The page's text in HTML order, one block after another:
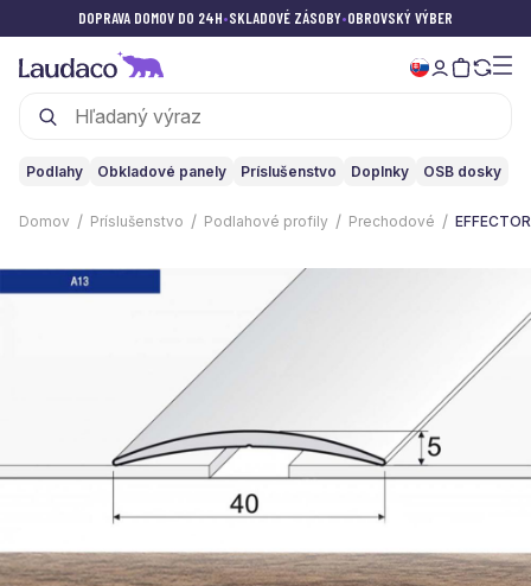
DOPRAVA DOMOV DO 24H•SKLADOVÉ ZÁSOBY•OBROVSKÝ VÝBER
Podlahy Obkladové panely Príslušenstvo Doplnky OSB dosky
Domov Príslušenstvo Podlahové profily Prechodové